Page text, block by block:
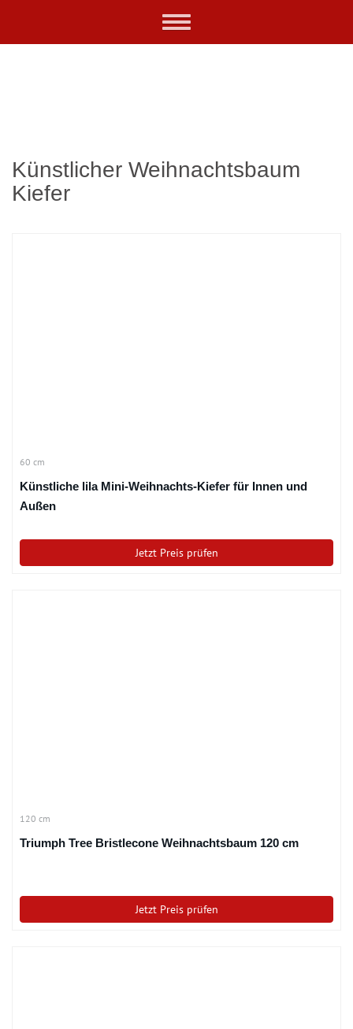
Toggle
Künstlicher Weihnachtsbaum
Kiefer
60 cm
Künstliche lila Mini-Weihnachts-Kiefer für Innen und
Außen
Jetzt Preis prüfen
120 cm
Triumph Tree Bristlecone Weihnachtsbaum 120 cm
Jetzt Preis prüfen